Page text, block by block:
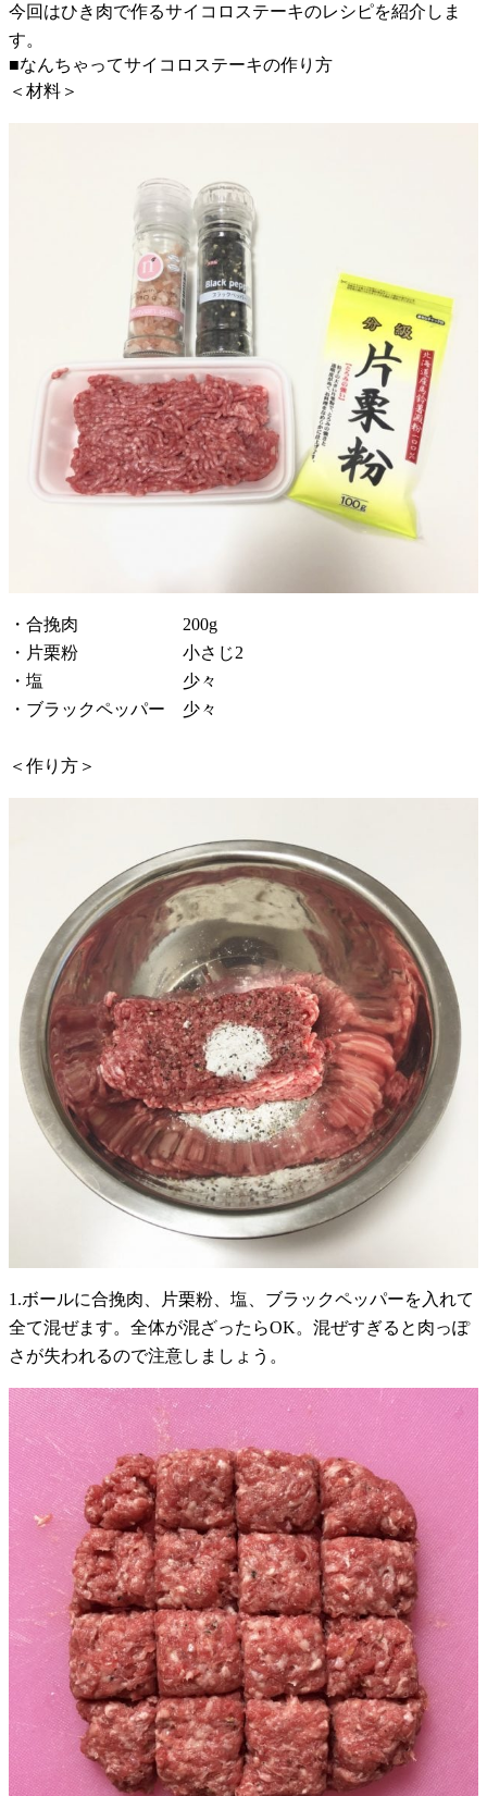
今回はひき肉で作るサイコロステーキのレシピを紹介しま
す。
■なんちゃってサイコロステーキの作り方
＜材料＞
・合挽肉 200g
・片栗粉 小さじ2
・塩 少々
・ブラックペッパー 少々
＜作り方＞
1.ボールに合挽肉、片栗粉、塩、ブラックペッパーを入れて
全て混ぜます。全体が混ざったらOK。混ぜすぎると肉っぽ
さが失われるので注意しましょう。